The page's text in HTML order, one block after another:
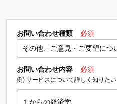
お問い合わせ種類 必須
お問い合わせ内容 必須
例) サービスについて詳しく知りたい